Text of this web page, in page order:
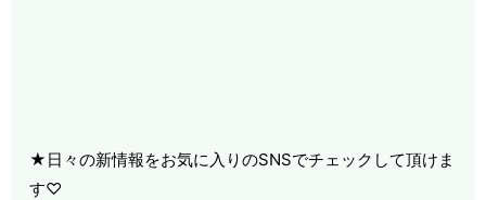
★日々の新情報をお気に入りのSNSでチェックして頂けま
す♡